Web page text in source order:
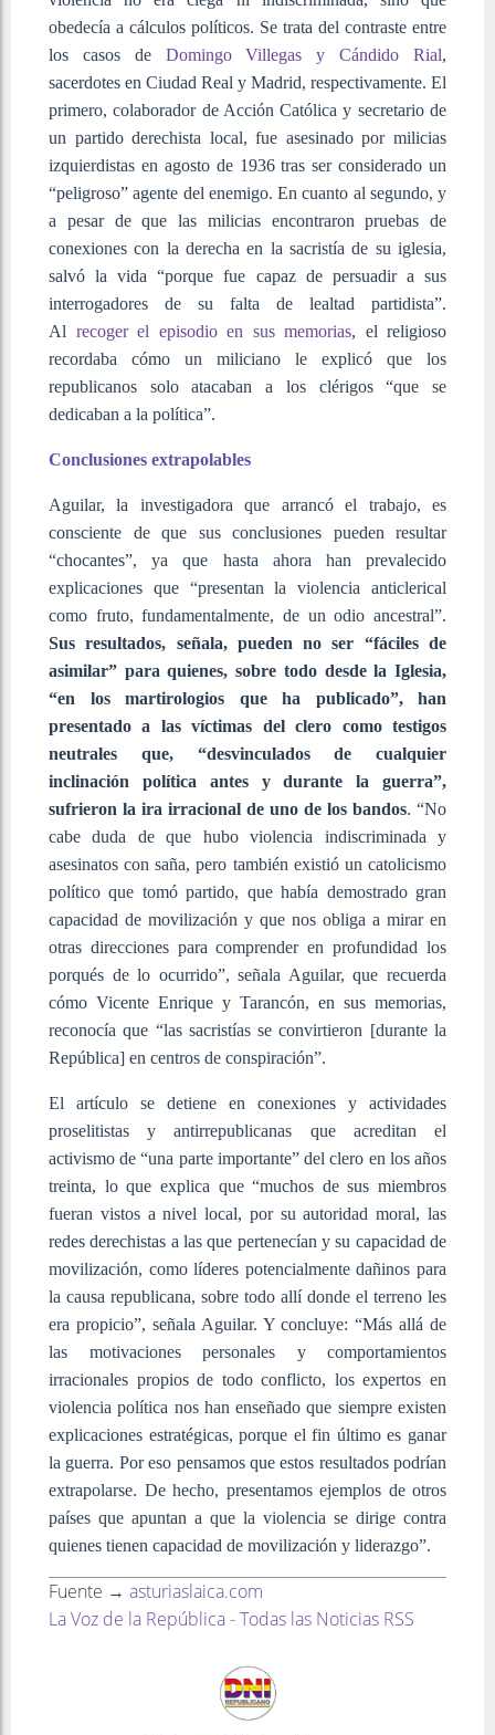
obedecía a cálculos políticos. Se trata del contraste entre
los casos de Domingo Villegas y Cándido Rial,
sacerdotes en Ciudad Real y Madrid, respectivamente. El
primero, colaborador de Acción Católica y secretario de
un partido derechista local, fue asesinado por milicias
izquierdistas en agosto de 1936 tras ser considerado un
“peligroso” agente del enemigo. En cuanto al segundo, y
a pesar de que las milicias encontraron pruebas de
conexiones con la derecha en la sacristía de su iglesia,
salvó la vida “porque fue capaz de persuadir a sus
interrogadores de su falta de lealtad partidista”.
Al recoger el episodio en sus memorias, el religioso
recordaba cómo un miliciano le explicó que los
republicanos solo atacaban a los clérigos “que se
dedicaban a la política”.
Conclusiones extrapolables
Aguilar, la investigadora que arrancó el trabajo, es
consciente de que sus conclusiones pueden resultar
“chocantes”, ya que hasta ahora han prevalecido
explicaciones que “presentan la violencia anticlerical
como fruto, fundamentalmente, de un odio ancestral”.
Sus resultados, señala, pueden no ser “fáciles de
asimilar” para quienes, sobre todo desde la Iglesia,
“en los martirologios que ha publicado”, han
presentado a las víctimas del clero como testigos
neutrales que, “desvinculados de cualquier
inclinación política antes y durante la guerra”,
sufrieron la ira irracional de uno de los bandos. “No
cabe duda de que hubo violencia indiscriminada y
asesinatos con saña, pero también existió un catolicismo
político que tomó partido, que había demostrado gran
capacidad de movilización y que nos obliga a mirar en
otras direcciones para comprender en profundidad los
porqués de lo ocurrido”, señala Aguilar, que recuerda
cómo Vicente Enrique y Tarancón, en sus memorias,
reconocía que “las sacristías se convirtieron [durante la
República] en centros de conspiración”.
El artículo se detiene en conexiones y actividades
proselitistas y antirrepublicanas que acreditan el
activismo de “una parte importante” del clero en los años
treinta, lo que explica que “muchos de sus miembros
fueran vistos a nivel local, por su autoridad moral, las
redes derechistas a las que pertenecían y su capacidad de
movilización, como líderes potencialmente dañinos para
la causa republicana, sobre todo allí donde el terreno les
era propicio”, señala Aguilar. Y concluye: “Más allá de
las motivaciones personales y comportamientos
irracionales propios de todo conflicto, los expertos en
violencia política nos han enseñado que siempre existen
explicaciones estratégicas, porque el fin último es ganar
la guerra. Por eso pensamos que estos resultados podrían
extrapolarse. De hecho, presentamos ejemplos de otros
países que apuntan a que la violencia se dirige contra
quienes tienen capacidad de movilización y liderazgo”.
Fuente → asturiaslaica.com
La Voz de la República - Todas las Noticias RSS